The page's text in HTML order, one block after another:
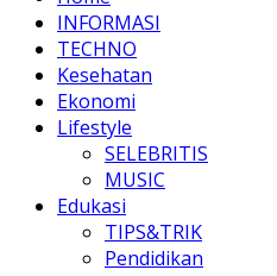
INFORMASI
TECHNO
Kesehatan
Ekonomi
Lifestyle
SELEBRITIS
MUSIC
Edukasi
TIPS&TRIK
Pendidikan